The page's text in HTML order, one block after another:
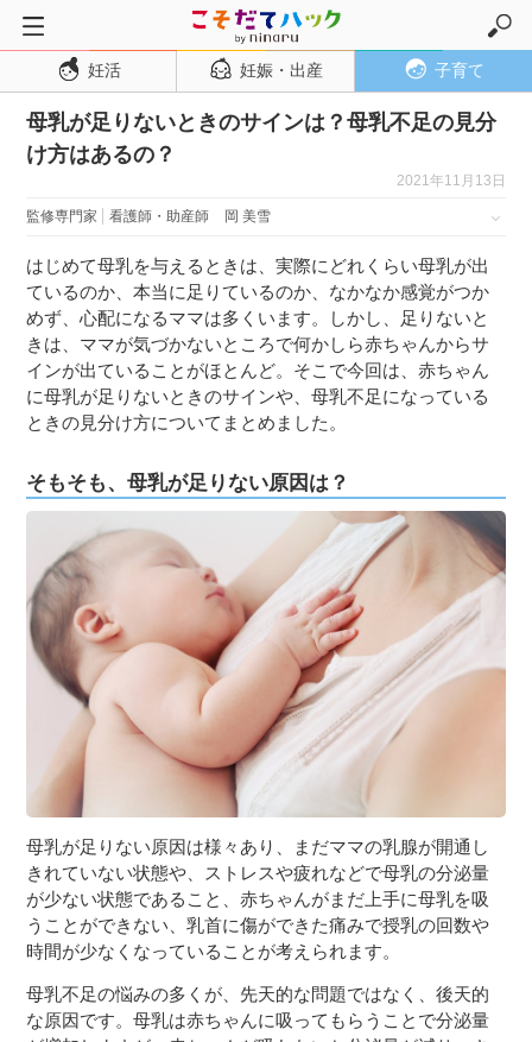
トップページ
妊活
妊娠・出産
妊娠中期
妊娠後期
出産
子育て・育児
１歳児
３〜６歳児
７〜１２歳児
妊活 妊娠・出産 子育て
母乳が足りないときのサインは？母乳不足の見分
け方はあるの？
2021年11月13日
監修専門家 看護師・助産師 岡 美雪
はじめて母乳を与えるときは、実際にどれくらい母乳が出
ているのか、本当に足りているのか、なかなか感覚がつか
めず、心配になるママは多くいます。しかし、足りないと
きは、ママが気づかないところで何かしら赤ちゃんからサ
インが出ていることがほとんど。そこで今回は、赤ちゃん
に母乳が足りないときのサインや、母乳不足になっている
ときの見分け方についてまとめました。
そもそも、母乳が足りない原因は？
母乳が足りない原因は様々あり、まだママの乳腺が開通し
きれていない状態や、ストレスや疲れなどで母乳の分泌量
が少ない状態であること、赤ちゃんがまだ上手に母乳を吸
うことができない、乳首に傷ができた痛みで授乳の回数や
時間が少なくなっていることが考えられます。
母乳不足の悩みの多くが、先天的な問題ではなく、後天的
な原因です。母乳は赤ちゃんに吸ってもらうことで分泌量